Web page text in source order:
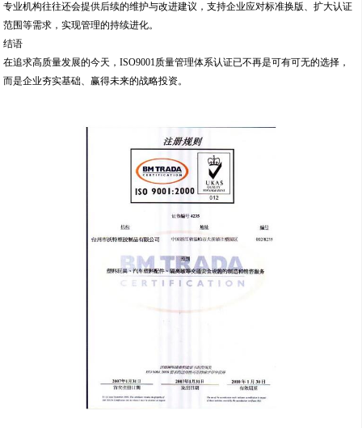
专业机构往往还会提供后续的维护与改进建议，支持企业应对标准换版、扩大认证
范围等需求，实现管理的持续进化。
结语
在追求高质量发展的今天，ISO9001质量管理体系认证已不再是可有可无的选择，
而是企业夯实基础、赢得未来的战略投资。